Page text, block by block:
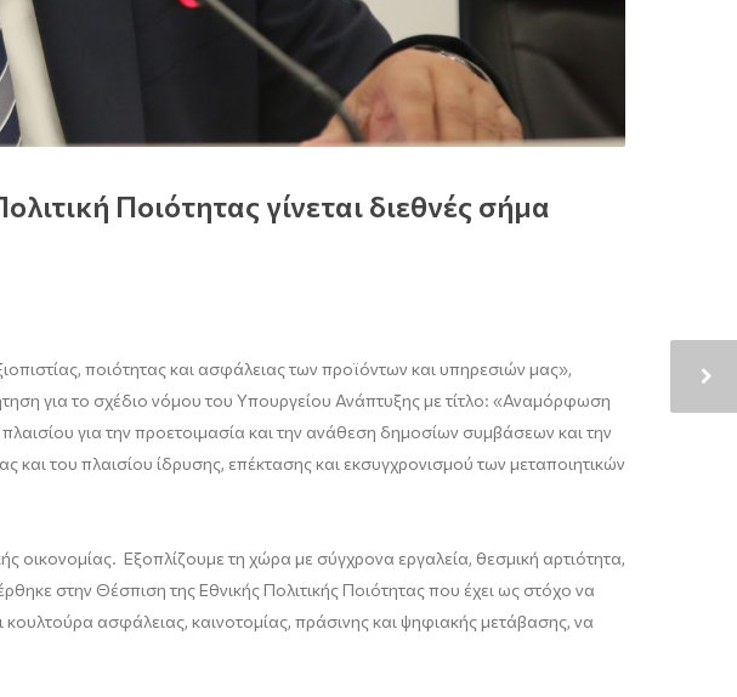
Ποιότητας γίνεται διεθνές σήμα
ποιότητας και ασφάλειας των προϊόντων και υπηρεσιών μας»,
για το σχέδιο νόμου του Υπουργείου Ανάπτυξης με τίτλο: «Αναμόρφωση
για την προετοιμασία και την ανάθεση δημοσίων συμβάσεων και την
του πλαισίου ίδρυσης, επέκτασης και εκσυγχρονισμού των μεταποιητικών
οικονομίας. Εξοπλίζουμε τη χώρα με σύγχρονα εργαλεία, θεσμική αρτιότητα,
στην Θέσπιση της Εθνικής Πολιτικής Ποιότητας που έχει ως στόχο να
ασφάλειας, καινοτομίας, πράσινης και ψηφιακής μετάβασης, να